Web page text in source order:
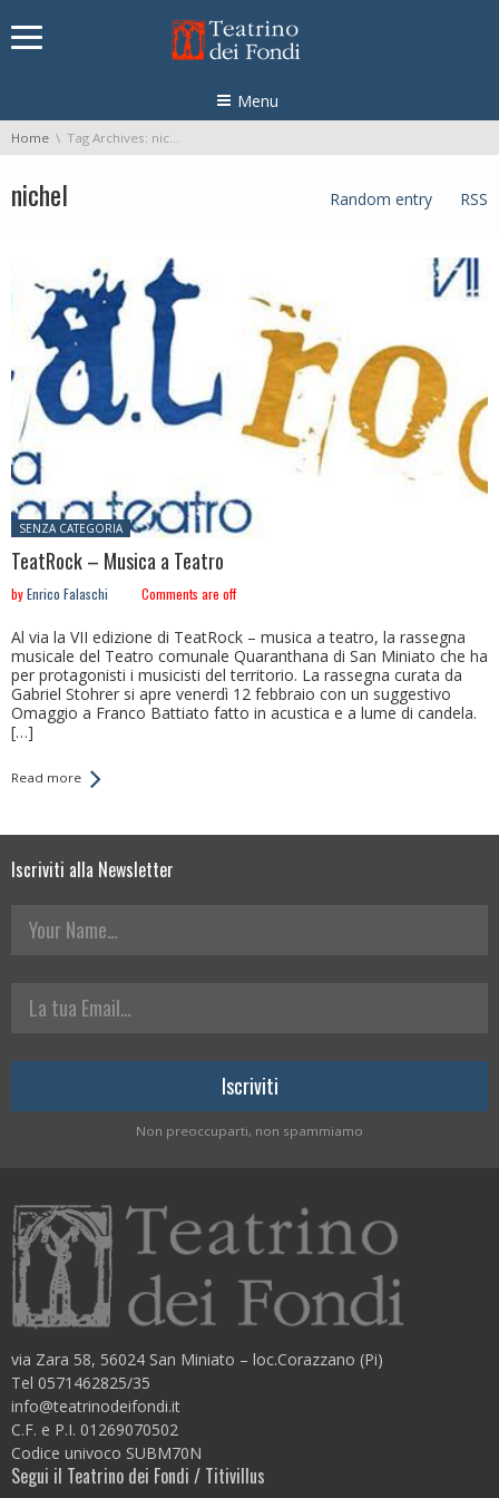
Menu
You are here:
Home Tag Archives: nichel
nichel Random entry RSS
Posted in:
SENZA CATEGORIA
TeatRock – Musica a Teatro
byEnrico Falaschi Comments are off
Al via la VII edizione di TeatRock – musica a teatro, la rassegna
musicale del Teatro comunale Quaranthana di San Miniato che ha
per protagonisti i musicisti del territorio. La rassegna curata da
Gabriel Stohrer si apre venerdì 12 febbraio con un suggestivo
Omaggio a Franco Battiato fatto in acustica e a lume di candela.
[…]
Read more
Iscriviti alla Newsletter
Your Name
La tua Email
Non preoccuparti, non spammiamo
via Zara 58, 56024 San Miniato – loc.Corazzano (Pi)
Tel 0571462825/35
info@teatrinodeifondi.it
C.F. e P.I. 01269070502
Codice univoco SUBM70N
Segui il Teatrino dei Fondi / Titivillus